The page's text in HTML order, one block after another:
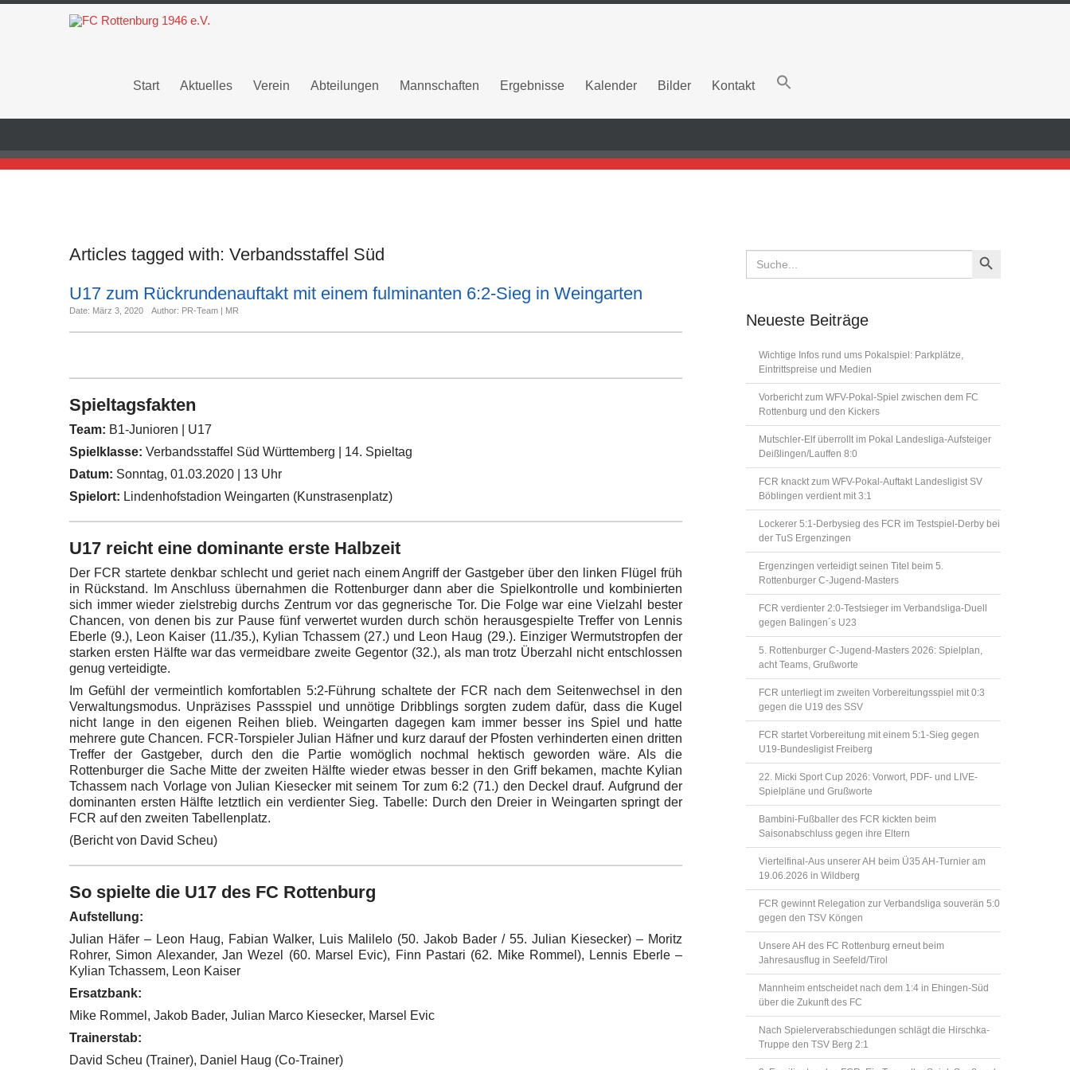
Start Aktuelles Verein Abteilungen Mannschaften Ergebnisse Kalender Bilder Kontakt
Articles tagged with: Verbandsstaffel Süd
U17 zum Rückrundenauftakt mit einem fulminanten 6:2-Sieg in Weingarten
Date: März 3, 2020 Author: PR-Team | MR
Spieltagsfakten
Team: B1-Junioren | U17
Spielklasse: Verbandsstaffel Süd Württemberg | 14. Spieltag
Datum: Sonntag, 01.03.2020 | 13 Uhr
Spielort: Lindenhofstadion Weingarten (Kunstrasenplatz)
U17 reicht eine dominante erste Halbzeit
Der FCR startete denkbar schlecht und geriet nach einem Angriff der Gastgeber über den linken Flügel früh
in Rückstand. Im Anschluss übernahmen die Rottenburger dann aber die Spielkontrolle und kombinierten
sich immer wieder zielstrebig durchs Zentrum vor das gegnerische Tor. Die Folge war eine Vielzahl bester
Chancen, von denen bis zur Pause fünf verwertet wurden durch schön herausgespielte Treffer von Lennis
Eberle (9.), Leon Kaiser (11./35.), Kylian Tchassem (27.) und Leon Haug (29.). Einziger Wermutstropfen der
starken ersten Hälfte war das vermeidbare zweite Gegentor (32.), als man trotz Überzahl nicht entschlossen
genug verteidigte.
Im Gefühl der vermeintlich komfortablen 5:2-Führung schaltete der FCR nach dem Seitenwechsel in den
Verwaltungsmodus. Unpräzises Passspiel und unnötige Dribblings sorgten zudem dafür, dass die Kugel
nicht lange in den eigenen Reihen blieb. Weingarten dagegen kam immer besser ins Spiel und hatte
mehrere gute Chancen. FCR-Torspieler Julian Häfner und kurz darauf der Pfosten verhinderten einen dritten
Treffer der Gastgeber, durch den die Partie womöglich nochmal hektisch geworden wäre. Als die
Rottenburger die Sache Mitte der zweiten Hälfte wieder etwas besser in den Griff bekamen, machte Kylian
Tchassem nach Vorlage von Julian Kiesecker mit seinem Tor zum 6:2 (71.) den Deckel drauf. Aufgrund der
dominanten ersten Hälfte letztlich ein verdienter Sieg. Tabelle: Durch den Dreier in Weingarten springt der
FCR auf den zweiten Tabellenplatz.
(Bericht von David Scheu)
So spielte die U17 des FC Rottenburg
Aufstellung:
Julian Häfer – Leon Haug, Fabian Walker, Luis Malilelo (50. Jakob Bader / 55. Julian Kiesecker) – Moritz
Rohrer, Simon Alexander, Jan Wezel (60. Marsel Evic), Finn Pastari (62. Mike Rommel), Lennis Eberle –
Kylian Tchassem, Leon Kaiser
Ersatzbank:
Mike Rommel, Jakob Bader, Julian Marco Kiesecker, Marsel Evic
Trainerstab:
David Scheu (Trainer), Daniel Haug (Co-Trainer)
Search
for:
Search Button
Neueste Beiträge
Wichtige Infos rund ums Pokalspiel: Parkplätze,
Eintrittspreise und Medien
Vorbericht zum WFV-Pokal-Spiel zwischen dem FC
Rottenburg und den Kickers
Mutschler-Elf überrollt im Pokal Landesliga-Aufsteiger
Deißlingen/Lauffen 8:0
FCR knackt zum WFV-Pokal-Auftakt Landesligist SV
Böblingen verdient mit 3:1
Lockerer 5:1-Derbysieg des FCR im Testspiel-Derby bei
der TuS Ergenzingen
Ergenzingen verteidigt seinen Titel beim 5.
Rottenburger C-Jugend-Masters
FCR verdienter 2:0-Testsieger im Verbandsliga-Duell
gegen Balingen´s U23
5. Rottenburger C-Jugend-Masters 2026: Spielplan,
acht Teams, Grußworte
FCR unterliegt im zweiten Vorbereitungsspiel mit 0:3
gegen die U19 des SSV
FCR startet Vorbereitung mit einem 5:1-Sieg gegen
U19-Bundesligist Freiberg
22. Micki Sport Cup 2026: Vorwort, PDF- und LIVE-
Spielpläne und Grußworte
Bambini-Fußballer des FCR kickten beim
Saisonabschluss gegen ihre Eltern
Viertelfinal-Aus unserer AH beim Ü35 AH-Turnier am
19.06.2026 in Wildberg
FCR gewinnt Relegation zur Verbandsliga souverän 5:0
gegen den TSV Köngen
Unsere AH des FC Rottenburg erneut beim
Jahresausflug in Seefeld/Tirol
Mannheim entscheidet nach dem 1:4 in Ehingen-Süd
über die Zukunft des FC
Nach Spielerverabschiedungen schlägt die Hirschka-
Truppe den TSV Berg 2:1